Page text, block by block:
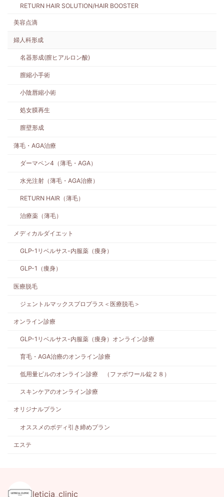
RETURN HAIR SOLUTION/HAIR BOOSTER
美容点滴
婦人科形成
名器形成(膣ヒアルロン酸)
膣縮小手術
小陰唇縮小術
処女膜再生
膣壁形成
薄毛・AGA治療
ダーマペン4（薄毛・AGA）
水光注射（薄毛・AGA治療）
RETURN HAIR（薄毛）
治療薬（薄毛）
メディカルダイエット
GLP-1リベルサス-内服薬（痩身）
GLP-1（痩身）
医療脱毛
ジェントルマックスプロプラス＜医療脱毛＞
オンライン診療
GLP-1リベルサス-内服薬（痩身）オンライン診療
育毛・AGA治療のオンライン診療
低用量ピルのオンライン診療 （ファボワール錠２８）
スキンケアのオンライン診療
オリジナルプラン
オススメのボディ引き締めプラン
エステ
leticia_clinic